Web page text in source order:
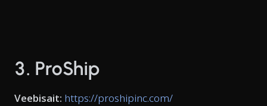
3. ProShip
Veebisait: https://proshipinc.com/